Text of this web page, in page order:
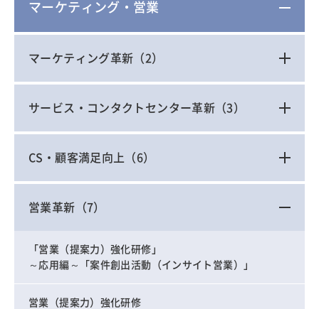
マーケティング・営業
マーケティング革新 （2）
サービス・コンタクトセンター革新 （3）
CS・顧客満足向上 （6）
営業革新 （7）
「営業（提案力）強化研修」
～応用編～「案件創出活動（インサイト営業）」
営業（提案力）強化研修